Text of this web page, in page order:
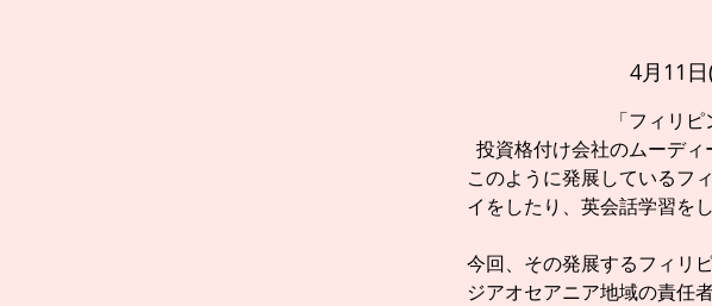
4月11
「フィリ
投資格付け会社のムーディ
このように発展しているフ
イをしたり、英会話学習を
今回、その発展するフィリ
ジアオセアニア地域の責任